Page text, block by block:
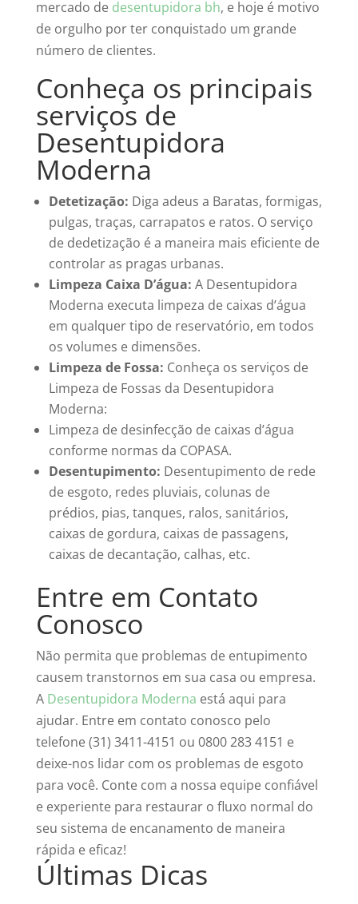
mercado de desentupidora bh, e hoje é motivo
de orgulho por ter conquistado um grande
número de clientes.
Conheça os principais
serviços de
Desentupidora
Moderna
Detetização: Diga adeus a Baratas, formigas,
pulgas, traças, carrapatos e ratos. O serviço
de dedetização é a maneira mais eficiente de
controlar as pragas urbanas.
Limpeza Caixa D’água: A Desentupidora
Moderna executa limpeza de caixas d’água
em qualquer tipo de reservatório, em todos
os volumes e dimensões.
Limpeza de Fossa: Conheça os serviços de
Limpeza de Fossas da Desentupidora
Moderna:
Limpeza de desinfecção de caixas d’água
conforme normas da COPASA.
Desentupimento: Desentupimento de rede
de esgoto, redes pluviais, colunas de
prédios, pias, tanques, ralos, sanitários,
caixas de gordura, caixas de passagens,
caixas de decantação, calhas, etc.
Entre em Contato
Conosco
Não permita que problemas de entupimento
causem transtornos em sua casa ou empresa.
A Desentupidora Moderna está aqui para
ajudar. Entre em contato conosco pelo
telefone (31) 3411-4151 ou 0800 283 4151 e
deixe-nos lidar com os problemas de esgoto
para você. Conte com a nossa equipe confiável
e experiente para restaurar o fluxo normal do
seu sistema de encanamento de maneira
rápida e eficaz!
Últimas Dicas